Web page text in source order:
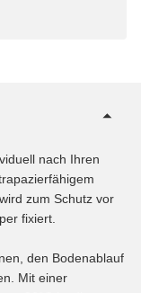
nach Ihren
zum Schutz vor
fixiert.
den Bodenablauf
Mit einer